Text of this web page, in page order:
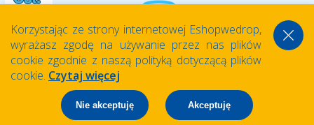
Korzystając ze strony internetowej Eshopwedrop,
wyrażasz zgodę na używanie przez nas plików
cookie zgodnie z naszą polityką dotyczącą plików
cookie. Czytaj więcej
Nie akceptuję Akceptuję